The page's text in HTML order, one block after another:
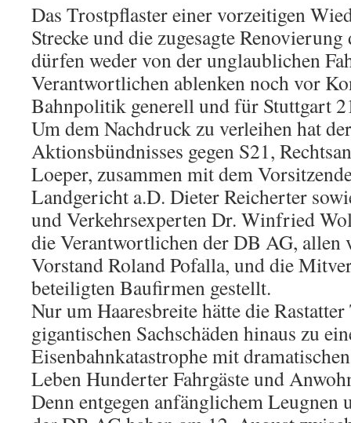
Das Trostpflaster einer vorzeitigen
Strecke und die zugesagte
dürfen weder von der unglaublichen
Verantwortlichen ablenken noch vor
Bahnpolitik generell und für Stuttgart
Um dem Nachdruck zu verleihen hat
Aktionsbündnisses gegen S21,
Loeper, zusammen mit dem
Landgericht a.D. Dieter Reicherter
und Verkehrsexperten Dr. Winfried
die Verantwortlichen der DB AG,
Vorstand Roland Pofalla, und die
beteiligten Baufirmen gestellt.
Nur um Haaresbreite hätte die
gigantischen Sachschäden hinaus zu
Eisenbahnkatastrophe mit
Leben Hunderter Fahrgäste und
Denn entgegen anfänglichem Leugnen